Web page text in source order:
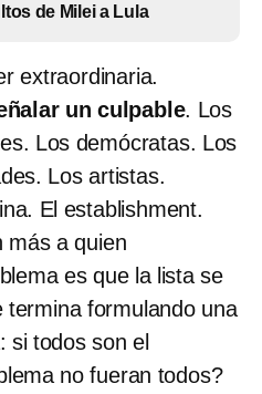
de Milei a Lula
extraordinaria.
un culpable. Los
Los demócratas. Los
Los artistas.
El establishment.
más a quien
es que la lista se
termina formulando una
si todos son el
no fueran todos?